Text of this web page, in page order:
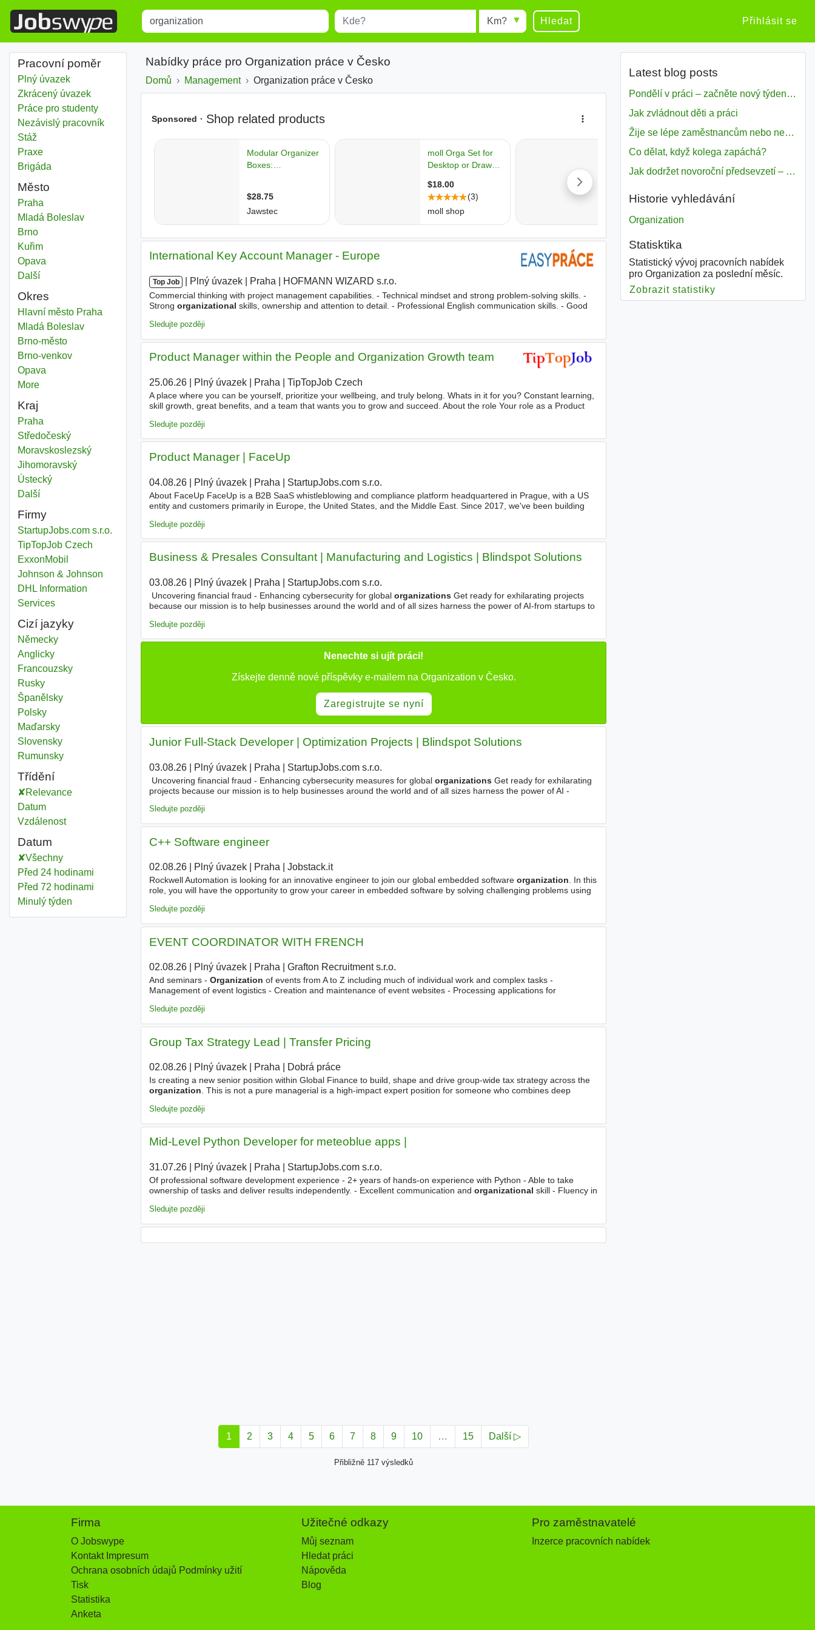
Title Místo
results.
Radius Hledat Přihlásit se
Pracovní poměr
Plný úvazek
Zkrácený úvazek
Práce pro studenty
Nezávislý pracovník
Stáž
Praxe
Brigáda
Město
Organization
Praha
Organization
Mladá Boleslav
Organization
Brno
Organization
Kuřim
Organization
Opava
Dalšíměsta
Okres
Organization
Hlavní město Praha
Organization
Mladá BoleslavOkres
Organization
Brno-městoOkres
Organization
Brno-venkovOkres
Organization
Opava
Moredistricts
Kraj
Organization
Praha
Organization
StředočeskýKraj
Organization
MoravskoslezskýKraj
Organization
JihomoravskýKraj
Organization
ÚsteckýKraj
Dalšíkraj
Firmy
StartupJobs.com s.r.o.
TipTopJob Czech
ExxonMobil
Johnson & Johnson
DHL Information
Services
Cizí jazyky
Německy
Anglicky
Francouzsky
Rusky
Španělsky
Polsky
Maďarsky
Slovensky
Rumunsky
Třídění
Relevance
Datum
Vzdálenost
Datum
Všechny
Před 24 hodinami
Před 72 hodinami
Minulý týden
Nabídky práce pro Organization práce v Česko
Domů Management Organization práce v Česko
International Key Account Manager - Europe
Top Job Plný úvazek Praha HOFMANN WIZARD s.r.o.
Commercial thinking with project management capabilities. - Technical mindset and strong problem-solving skills. -
Strong organizational skills, ownership and attention to detail. - Professional English communication skills. - Good
Sledujte později
Product Manager within the People and Organization Growth team
25.06.26| Plný úvazek| Praha TipTopJob Czech
A place where you can be yourself, prioritize your wellbeing, and truly belong. Whats in it for you? Constant learning,
skill growth, great benefits, and a team that wants you to grow and succeed. About the role Your role as a Product
Sledujte později
Product Manager | FaceUp
04.08.26| Plný úvazek| Praha StartupJobs.com s.r.o.
About FaceUp FaceUp is a B2B SaaS whistleblowing and compliance platform headquartered in Prague, with a US
entity and customers primarily in Europe, the United States, and the Middle East. Since 2017, we've been building
Sledujte později
Business & Presales Consultant | Manufacturing and Logistics | Blindspot Solutions
03.08.26| Plný úvazek| Praha StartupJobs.com s.r.o.
️ Uncovering financial fraud - Enhancing cybersecurity for global organizationsGet ready for exhilarating projects
because our mission is to help businesses around the world and of all sizes harness the power of AI-from startups to
Sledujte později
Nenechte si ujít práci!
Získejte denně nové příspěvky e-mailem na Organization v Česko.
Zaregistrujte se nyní
Junior Full-Stack Developer | Optimization Projects | Blindspot Solutions
03.08.26| Plný úvazek| Praha StartupJobs.com s.r.o.
️ Uncovering financial fraud - Enhancing cybersecurity measures for global organizationsGet ready for exhilarating
projects because our mission is to help businesses around the world and of all sizes harness the power of AI -
Sledujte později
C++ Software engineer
02.08.26| Plný úvazek| Praha| Jobstack.it|
Rockwell Automation is looking for an innovative engineer to join our global embedded software organization. In this
role, you will have the opportunity to grow your career in embedded software by solving challenging problems using
Sledujte později
EVENT COORDINATOR WITH FRENCH
02.08.26| Plný úvazek| Praha| Grafton Recruitment s.r.o.
And seminars - Organization of events from A to Z including much of individual work and complex tasks -
Management of event logistics - Creation and maintenance of event websites - Processing applications for
Sledujte později
Group Tax Strategy Lead | Transfer Pricing
02.08.26| Plný úvazek| Praha Dobrá práce
Is creating a new senior position within Global Finance to build, shape and drive group-wide tax strategy across the
organization. This is not a pure managerial is a high-impact expert position for someone who combines deep
Sledujte později
Mid-Level Python Developer for meteoblue apps️ |
31.07.26| Plný úvazek| Praha StartupJobs.com s.r.o.
Of professional software development experience - 2+ years of hands-on experience with Python - Able to take
ownership of tasks and deliver results independently. - Excellent communication and organizational skill - Fluency in
Sledujte později
1 2 3 4 5 6 7 8 9 10 … 15 Další ▷
Přibližně 117 výsledků
Latest blog posts
Pondělí v práci – začněte nový týden s motivací
Jak zvládnout děti a práci
Žije se lépe zaměstnancům nebo nezavislým pracovníkům
Co dělat, když kolega zapáchá?
Jak dodržet novoroční předsevzetí – naše tipy pro dobrý začátek roku 2018
Historie vyhledávání
Organization
Statisktika
Statistický vývoj pracovních nabídek
pro Organization za poslední měsíc.
Zobrazit statistiky
Firma
O Jobswype
Kontakt Impresum
Ochrana osobních údajů Podmínky užití
Tisk
Statistika
Anketa
Užitečné odkazy
Můj seznam
Hledat práci
Nápověda
Blog
Pro zaměstnavatelé
Inzerce pracovních nabídek